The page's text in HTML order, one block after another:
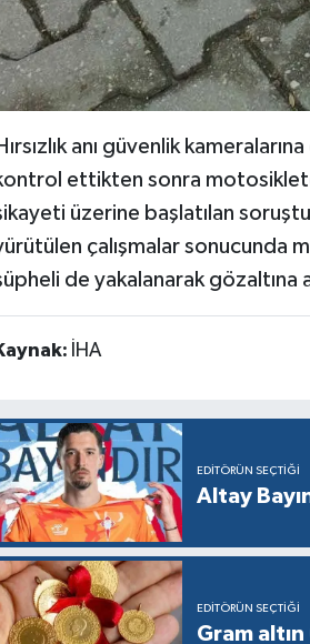
anı güvenlik
ettikten sonra
üzerine başlatılan
çalışmalar sonucunda
de yakalanarak gözaltına
İHA
EDITÖRÜN SEÇTIĞI
Altay
EDITÖRÜN SEÇTIĞI
Gram